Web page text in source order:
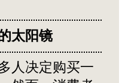
太阳镜
人决定购买一